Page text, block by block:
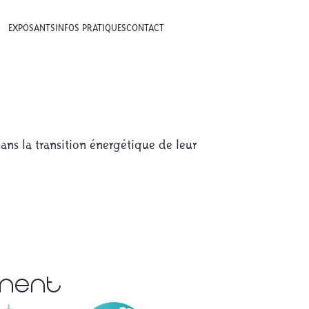
EXPOSANTSINFOS PRATIQUESCONTACT
la transition énergétique de leur